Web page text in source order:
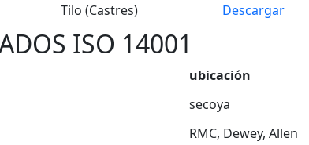
Tilo (Castres) Descargar
ISO 14001
ubicación
secoya
RMC, Dewey, Allen